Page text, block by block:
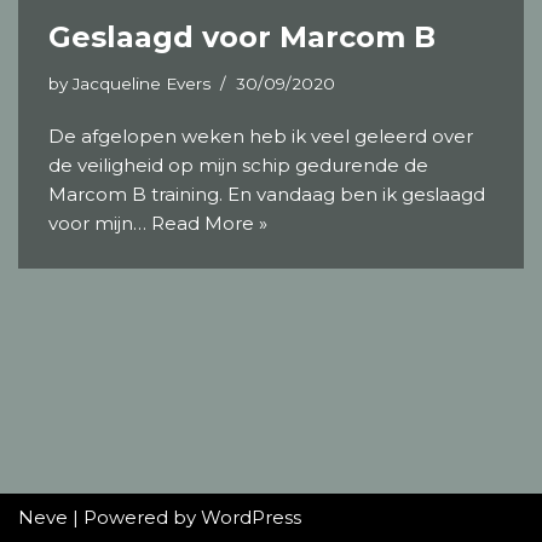
Geslaagd voor Marcom B
by Jacqueline Evers 30/09/2020
De afgelopen weken heb ik veel geleerd over
de veiligheid op mijn schip gedurende de
Marcom B training. En vandaag ben ik geslaagd
voor mijn… Read More »
Neve | Powered by WordPress